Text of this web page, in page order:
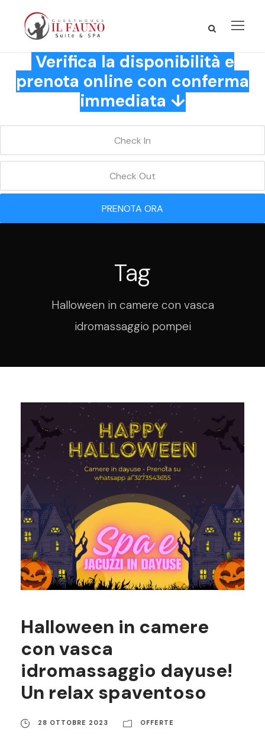
Verifica la disponibilità e
prenota online con conferma
immediata ↓
PRENOTA ORA
Tag
Halloween in camere con vasca
idromassaggio pompei
Halloween in camere
con vasca
idromassaggio dayuse!
Un relax spaventoso
28 OTTOBRE 2023 OFFERTE